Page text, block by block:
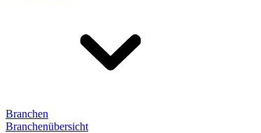
Branchen
Branchenübersicht